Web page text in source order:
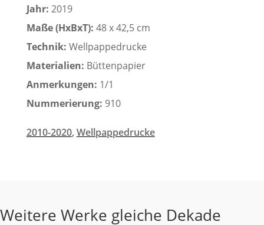
Jahr: 2019
Maße (HxBxT): 48 x 42,5 cm
Technik: Wellpappedrucke
Materialien: Büttenpapier
Anmerkungen: 1/1
Nummerierung: 910
2010-2020, Wellpappedrucke
Weitere Werke gleiche Dekade